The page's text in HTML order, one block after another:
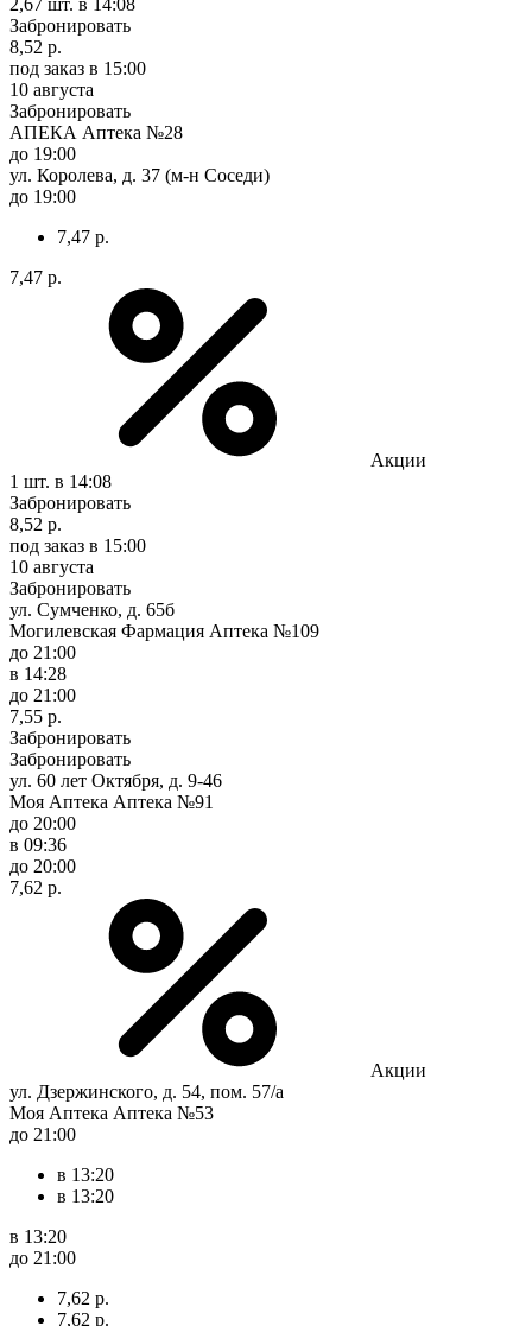
Забронировать
8,52 р.
под заказ в 15:00
10 августа
Забронировать
АПЕКА Аптека №28
до 19:00
ул. Королева, д. 37 (м-н Соседи)
до 19:00
7,47 р.
7,47 р.
Акции
1 шт. в 14:08
Забронировать
8,52 р.
под заказ в 15:00
10 августа
Забронировать
ул. Сумченко, д. 65б
Могилевская Фармация Аптека №109
до 21:00
в 14:28
до 21:00
7,55 р.
Забронировать
Забронировать
ул. 60 лет Октября, д. 9-46
Моя Аптека Аптека №91
до 20:00
в 09:36
до 20:00
7,62 р.
Акции
ул. Дзержинского, д. 54, пом. 57/а
Моя Аптека Аптека №53
до 21:00
в 13:20
в 13:20
в 13:20
до 21:00
7,62 р.
7,62 р.